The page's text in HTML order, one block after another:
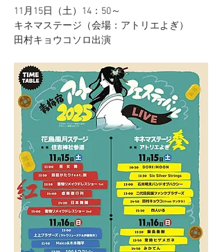
11月15日（土）14：50～
キネマステージ（会場：アトリエよぎ）
田村キョウコソロ出演